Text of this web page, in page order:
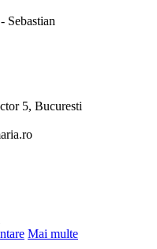
Sebastian
5, Bucuresti
Mai multe